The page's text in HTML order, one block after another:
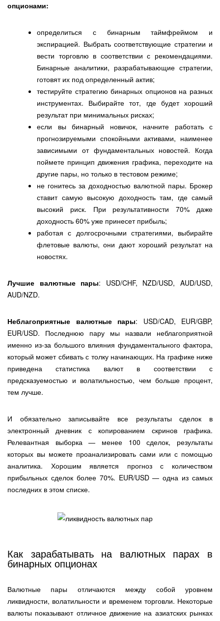
опционами:
определиться с бинарным таймфреймом и
экспирацией. Выбрать соответствующие стратегии и
вести торговлю в соответствии с рекомендациями.
Бинарные аналитики, разрабатывающие стратегии,
готовят их под определенный актив;
тестируйте стратегию бинарных опционов на разных
инструментах. Выбирайте тот, где будет хороший
результат при минимальных рисках;
если вы бинарный новичок, начните работать с
прогнозируемыми спокойными активами, наименее
зависимыми от фундаментальных новостей. Когда
поймете принцип движения графика, переходите на
другие пары, но только в тестовом режиме;
не гонитесь за доходностью валютной пары. Брокер
ставит самую высокую доходность там, где самый
высокий риск. При результативности 70% даже
доходность 60% уже принесет прибыль;
работая с долгосрочными стратегиями, выбирайте
флетовые валюты, они дают хороший результат на
новостях.
Лучшие валютные пары: USD/CHF, NZD/USD, AUD/USD,
AUD/NZD.
Неблагоприятные валютные пары: USD/CAD, EUR/GBP,
EUR/USD. Последнюю пару мы назвали неблагоприятной
именно из-за большого влияния фундаментального фактора,
который может сбивать с толку начинающих. На графике ниже
приведена статистика валют в соответствии с
предсказуемостью и волатильностью, чем больше процент,
тем лучше.
И обязательно записывайте все результаты сделок в
электронный дневник с копированием скринов графика.
Релевантная выборка — менее 100 сделок, результаты
которых вы можете проанализировать сами или с помощью
аналитика. Хорошим является прогноз с количеством
прибыльных сделок более 70%. EUR/USD — одна из самых
последних в этом списке.
Как зарабатывать на валютных парах в
бинарных опционах
Валютные пары отличаются между собой уровнем
ликвидности, волатильности и временем торговли. Некоторые
валюты показывают отличное движение на азиатских рынках